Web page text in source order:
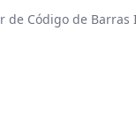
de Código de Barras